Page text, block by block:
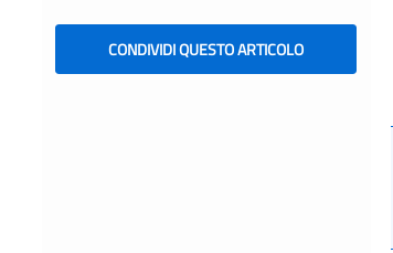
CONDIVIDI QUESTO ARTICOLO